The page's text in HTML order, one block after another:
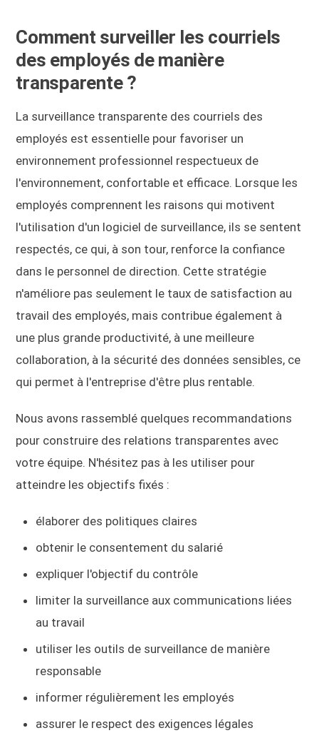
Comment surveiller les courriels
des employés de manière
transparente ?
La surveillance transparente des courriels des
employés est essentielle pour favoriser un
environnement professionnel respectueux de
l'environnement, confortable et efficace. Lorsque les
employés comprennent les raisons qui motivent
l'utilisation d'un logiciel de surveillance, ils se sentent
respectés, ce qui, à son tour, renforce la confiance
dans le personnel de direction. Cette stratégie
n'améliore pas seulement le taux de satisfaction au
travail des employés, mais contribue également à
une plus grande productivité, à une meilleure
collaboration, à la sécurité des données sensibles, ce
qui permet à l'entreprise d'être plus rentable.
Nous avons rassemblé quelques recommandations
pour construire des relations transparentes avec
votre équipe. N'hésitez pas à les utiliser pour
atteindre les objectifs fixés :
élaborer des politiques claires
obtenir le consentement du salarié
expliquer l'objectif du contrôle
limiter la surveillance aux communications liées
au travail
utiliser les outils de surveillance de manière
responsable
informer régulièrement les employés
assurer le respect des exigences légales